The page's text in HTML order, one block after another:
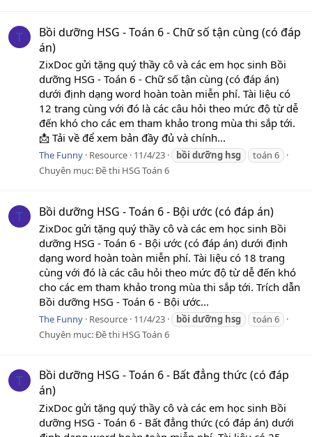
T
Bồi dưỡng HSG - Toán 6 - Chữ số tận cùng (có đáp
án)
ZixDoc gửi tặng quý thầy cô và các em học sinh Bồi
dưỡng HSG - Toán 6 - Chữ số tận cùng (có đáp án)
dưới định dạng word hoàn toàn miễn phí. Tài liệu có
12 trang cùng với đó là các câu hỏi theo mức độ từ dễ
đến khó cho các em tham khảo trong mùa thi sắp tới.
📩 Tải về để xem bản đầy đủ và chính...
The Funny Resource 11/4/23 bồi dưỡng hsg
toán 6
Chuyên mục:Đề thi HSG Toán 6
T Bồi dưỡng HSG - Toán 6 - Bội ước (có đáp án)
ZixDoc gửi tặng quý thầy cô và các em học sinh Bồi
dưỡng HSG - Toán 6 - Bội ước (có đáp án) dưới định
dạng word hoàn toàn miễn phí. Tài liệu có 18 trang
cùng với đó là các câu hỏi theo mức độ từ dễ đến khó
cho các em tham khảo trong mùa thi sắp tới. Trích dẫn
Bồi dưỡng HSG - Toán 6 - Bội ước...
The Funny Resource 11/4/23 bồi dưỡng hsg
toán 6
Chuyên mục:Đề thi HSG Toán 6
T
Bồi dưỡng HSG - Toán 6 - Bất đẳng thức (có đáp
án)
ZixDoc gửi tặng quý thầy cô và các em học sinh Bồi
dưỡng HSG - Toán 6 - Bất đẳng thức (có đáp án) dưới